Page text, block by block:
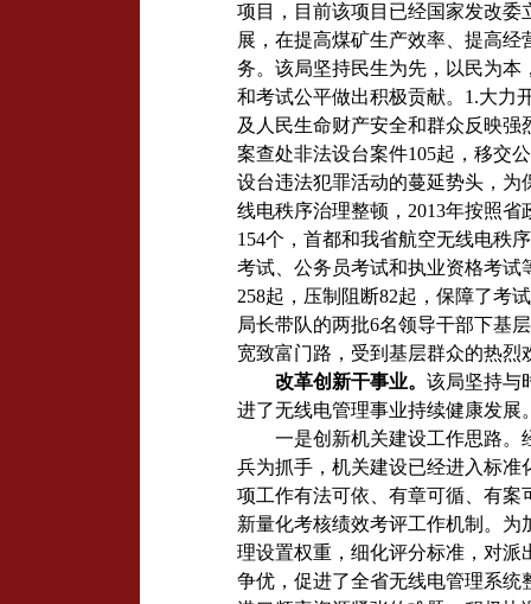
项目，目前该项目已经国家发改委
展，在提高煤矿生产效率、提高经
务。该局坚持民生为先，以民为
和考试公平做出积极贡献。 1.大力
及人民生命财产安全和群众反映
案查处非法设台案件105起，移交
设台违法犯罪活动的蔓延势头，
线电秩序治理整顿， 2013年按照省
154个 ，首都和我省航空无线电秩
考试、公务员考试和执业资格考
258起，压制阻断82起，保障了考
局长带队的两批6名领导干部下基
宽致富门路，受到基层群众的热烈
改革创新干事业。该局坚持与
进了无线电管理事业持续健康发展
一是创新机关建设工作思路。
兵为抓手，机关建设已经进入标准
项工作有法可依、有章可循、有
新量化考核绩效考评工作机制。
理设置权重，细化评分标准，对
争优，促进了全省无线电管理系